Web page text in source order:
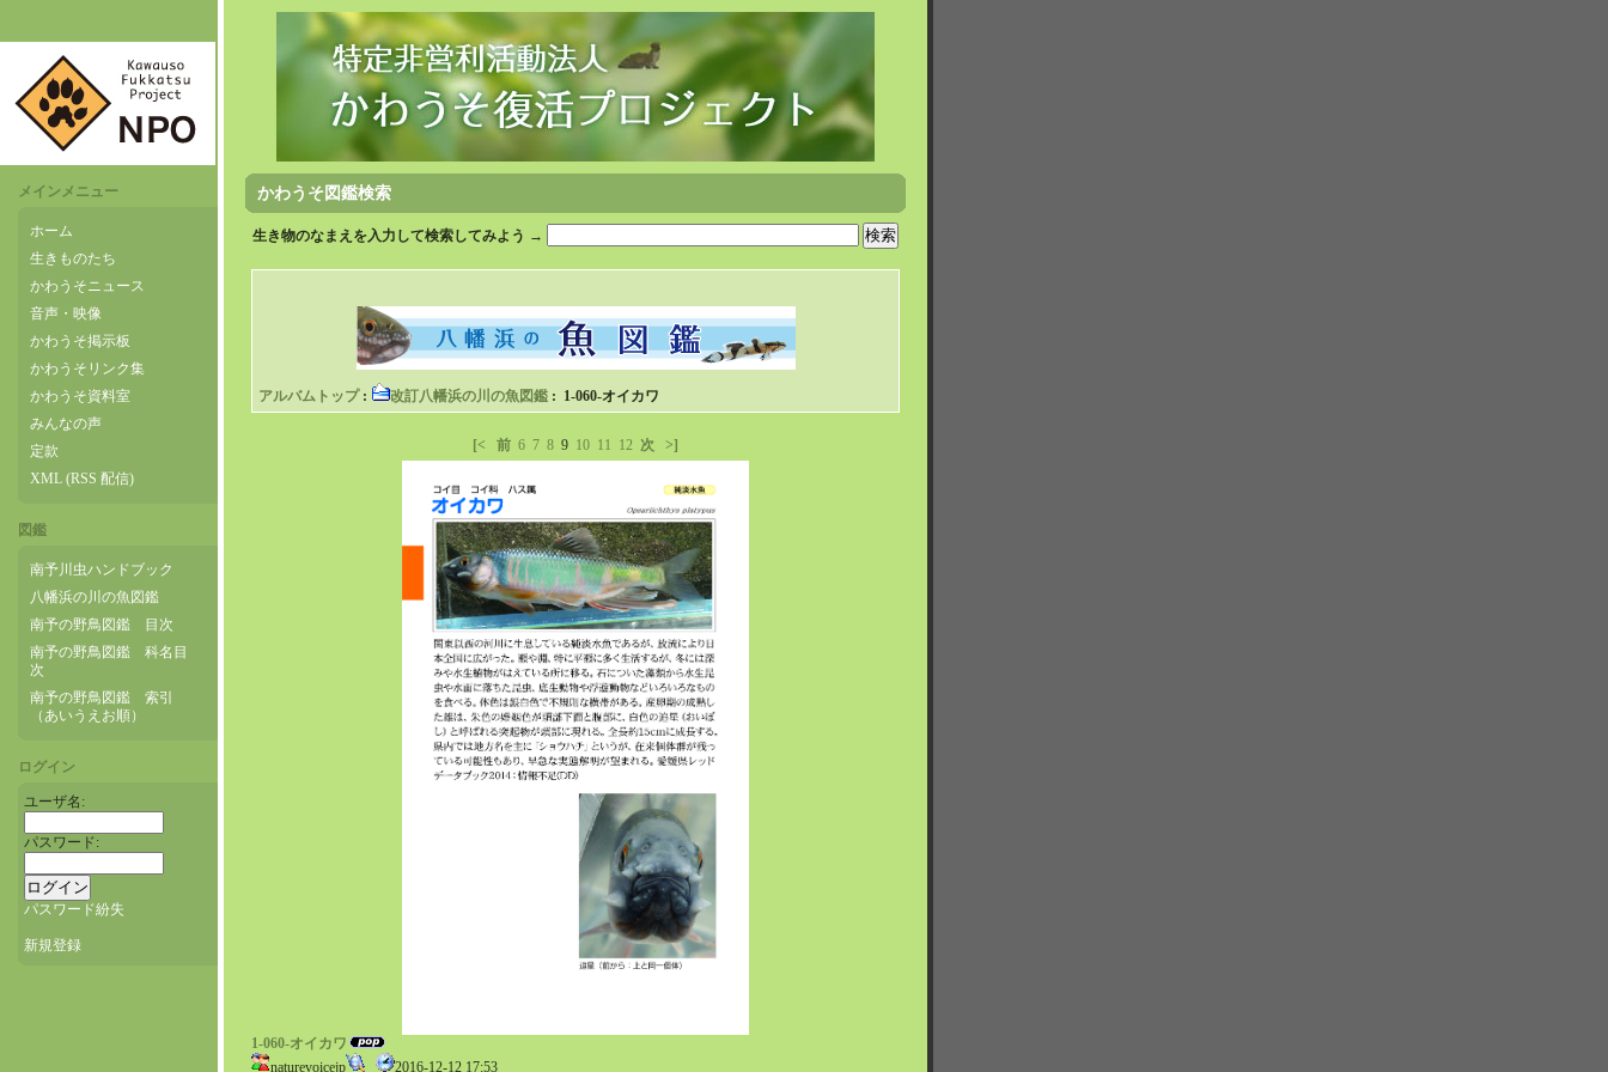
メインメニュー
ホーム
生きものたち
かわうそニュース
音声・映像
かわうそ掲示板
かわうそリンク集
かわうそ資料室
みんなの声
定款
XML (RSS 配信)
図鑑
南予川虫ハンドブック
八幡浜の川の魚図鑑
南予の野鳥図鑑 目次
南予の野鳥図鑑 科名目
次
南予の野鳥図鑑 索引
（あいうえお順）
ログイン
ユーザ名:
パスワード:
パスワード紛失
新規登録
かわうそ図鑑検索
生き物のなまえを入力して検索してみよう →
アルバムトップ: 改訂八幡浜の川の魚図鑑 : 1-060-オイカワ
[< 前 6 7 8 9 10 11 12 次 >]
1-060-オイカワ
naturevoicejp
2016-12-12 17:53